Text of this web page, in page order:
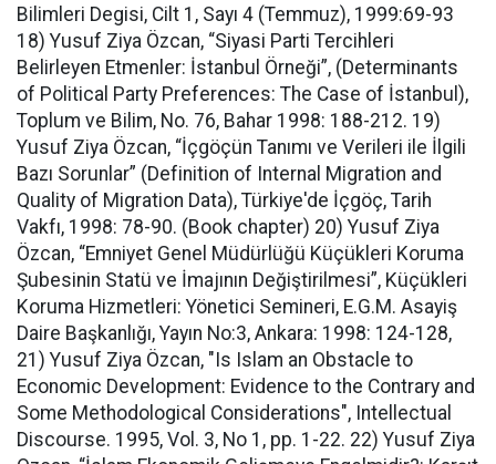
Bilimleri Degisi, Cilt 1, Sayı 4 (Temmuz), 1999:69-93
18) Yusuf Ziya Özcan, “Siyasi Parti Tercihleri
Belirleyen Etmenler: İstanbul Örneği”, (Determinants
of Political Party Preferences: The Case of İstanbul),
Toplum ve Bilim, No. 76, Bahar 1998: 188-212. 19)
Yusuf Ziya Özcan, “İçgöçün Tanımı ve Verileri ile İlgili
Bazı Sorunlar” (Definition of Internal Migration and
Quality of Migration Data), Türkiye'de İçgöç, Tarih
Vakfı, 1998: 78-90. (Book chapter) 20) Yusuf Ziya
Özcan, “Emniyet Genel Müdürlüğü Küçükleri Koruma
Şubesinin Statü ve İmajının Değiştirilmesi”, Küçükleri
Koruma Hizmetleri: Yönetici Semineri, E.G.M. Asayiş
Daire Başkanlığı, Yayın No:3, Ankara: 1998: 124-128,
21) Yusuf Ziya Özcan, "Is Islam an Obstacle to
Economic Development: Evidence to the Contrary and
Some Methodological Considerations", Intellectual
Discourse. 1995, Vol. 3, No 1, pp. 1-22. 22) Yusuf Ziya